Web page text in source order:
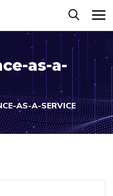
as-a-
AS-A-SERVICE